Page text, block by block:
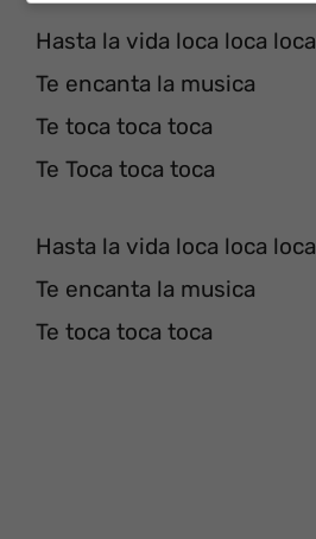
Hasta la vida loca loca loca
Te encanta la musica
Te toca toca toca
Te Toca toca toca
Hasta la vida loca loca loca
Te encanta la musica
Te toca toca toca